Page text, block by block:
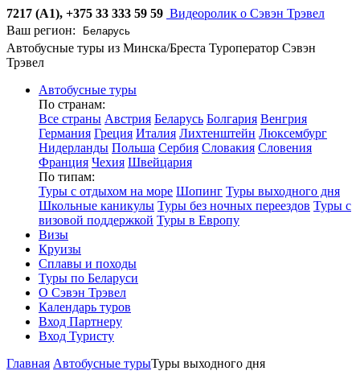
7217 (А1), +375 33 333 59 59 Видеоролик о Сэвэн Трэвел
Ваш регион:
Автобусные туры из Минска/Бреста Туроператор Сэвэн
Трэвел
Автобусные туры
По странам:
Все страны Австрия Беларусь Болгария Венгрия
Германия Греция Италия Лихтенштейн Люксембург
Нидерланды Польша Сербия Словакия Словения
Франция Чехия Швейцария
По типам:
Туры с отдыхом на море Шопинг Туры выходного дня
Школьные каникулы Туры без ночных переездов Туры с
визовой поддержкой Туры в Европу
Визы
Круизы
Сплавы и походы
Туры по Беларуси
О Сэвэн Трэвел
Календарь туров
Вход Партнеру
Вход Туристу
Главная Автобусные турыТуры выходного дня